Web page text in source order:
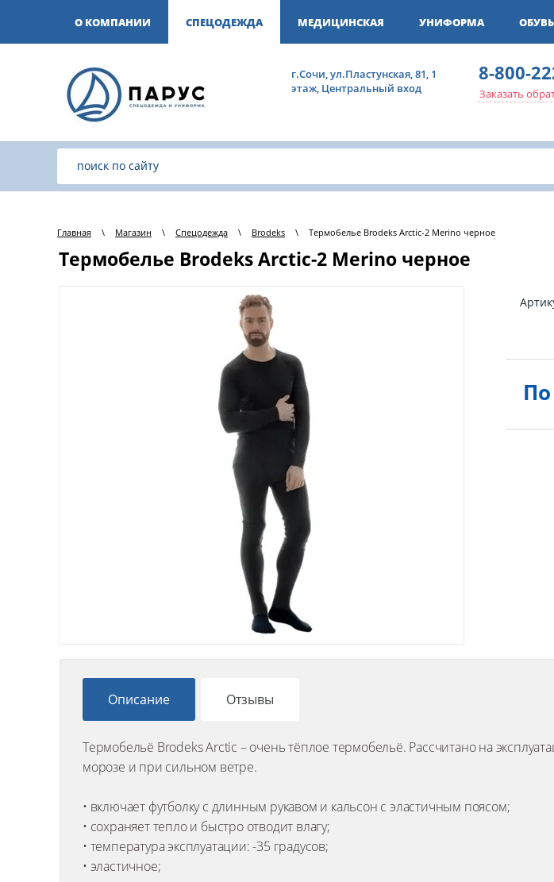
О КОМПАНИИ СПЕЦОДЕЖДА МЕДИЦИНСКАЯ УНИФОРМА ОБУВЬ
г.Сочи, ул.Пластунская, 81, 1
этаж, Центральный вход
8-800-
Заказать
Главная \ Магазин \ Спецодежда \ Brodeks \ Термобелье Brodeks Arctic-2 Merino черное
Термобелье Brodeks Arctic-2 Merino черное
Описание Отзывы
Термобельё Brodeks Arctic – очень тёплое термобельё. Рассчитано на
морозе и при сильном ветре.
• включает футболку с длинным рукавом и кальсон с эластичным поясом;
• сохраняет тепло и быстро отводит влагу;
• температура эксплуатации: -35 градусов;
• эластичное;